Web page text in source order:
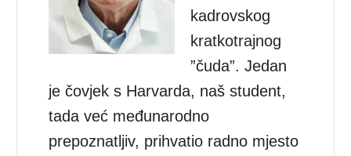
kadrovskog
kratkotrajnog
”čuda”. Jedan
je čovjek s Harvarda, naš student,
tada već međunarodno
prepoznatljiv, prihvatio radno mjesto